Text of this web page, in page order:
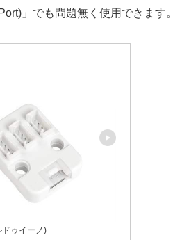
」でも問題無く使用できます。
ゥイーノ)